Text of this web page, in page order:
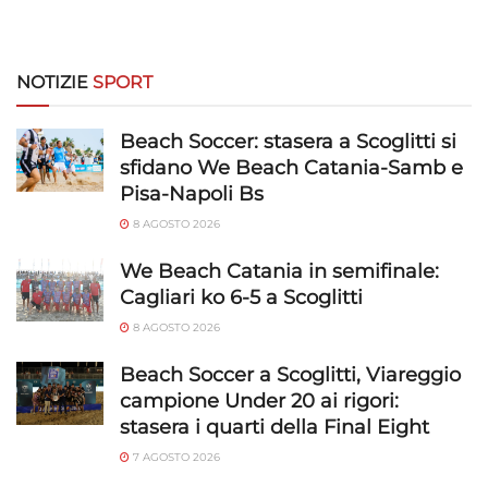
NOTIZIE SPORT
Beach Soccer: stasera a Scoglitti si
sfidano We Beach Catania-Samb e
Pisa-Napoli Bs
8 AGOSTO 2026
We Beach Catania in semifinale:
Cagliari ko 6-5 a Scoglitti
8 AGOSTO 2026
Beach Soccer a Scoglitti, Viareggio
campione Under 20 ai rigori:
stasera i quarti della Final Eight
7 AGOSTO 2026